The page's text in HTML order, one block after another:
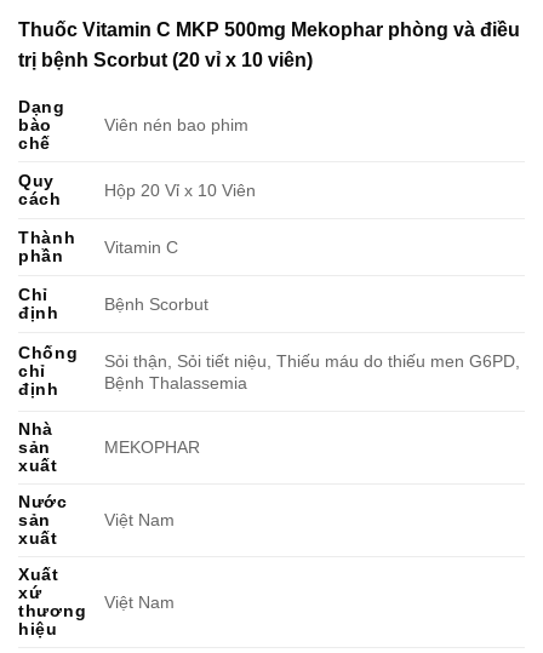
Thuốc Vitamin C MKP 500mg Mekophar phòng và điều
trị bệnh Scorbut (20 vỉ x 10 viên)
Dạng
bào
chế
Viên nén bao phim
Quy
cách
Hộp 20 Vỉ x 10 Viên
Thành
phần
Vitamin C
Chỉ
định
Bệnh Scorbut
Chống
chỉ
định
Sỏi thận, Sỏi tiết niệu, Thiếu máu do thiếu men G6PD,
Bệnh Thalassemia
Nhà
sản
xuất
MEKOPHAR
Nước
sản
xuất
Việt Nam
Xuất
xứ
thương
hiệu
Việt Nam